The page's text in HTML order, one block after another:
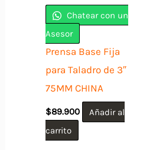
Chatear con un
Asesor
Prensa Base Fija
para Taladro de 3″
75MM CHINA
$89.900
Añadir al
carrito